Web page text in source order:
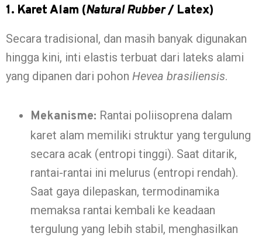
1. Karet Alam (Natural Rubber/ Latex)
Secara tradisional, dan masih banyak digunakan
hingga kini, inti elastis terbuat dari lateks alami
yang dipanen dari pohon Hevea brasiliensis.
Mekanisme: Rantai poliisoprena dalam
karet alam memiliki struktur yang tergulung
secara acak (entropi tinggi). Saat ditarik,
rantai-rantai ini melurus (entropi rendah).
Saat gaya dilepaskan, termodinamika
memaksa rantai kembali ke keadaan
tergulung yang lebih stabil, menghasilkan